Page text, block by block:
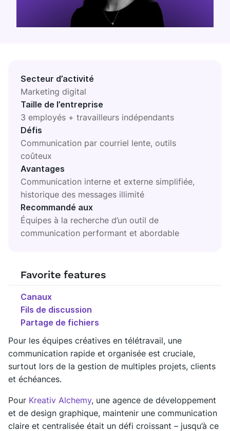
MARKETPLACE
Découvrez de nouvelles applis adaptées aux besoins de
votre équipe
Visiter
Connectez votre équipe, vos partenaires et vos outils
Découvrir
Secteur d’activité
Marketing digital
Taille de l’entreprise
3 employés + travailleurs indépendants
Défis
Communication par courriel lente, outils
coûteux
Avantages
Communication interne et externe simplifiée,
historique des messages illimité
Recommandé aux
Équipes à la recherche d’un outil de
communication performant et abordable
Favorite features
Canaux
Fils de discussion
Partage de fichiers
Pour les équipes créatives en télétravail, une
communication rapide et organisée est cruciale,
surtout lors de la gestion de multiples projets, clients
et échéances.
Pour Kreativ Alchemy, une agence de développement
et de design graphique, maintenir une communication
claire et centralisée était un défi croissant – jusqu’à ce